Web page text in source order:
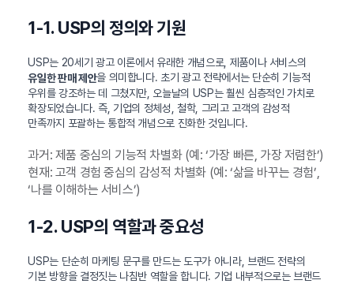
1-1. USP의 정의와 기원
USP는 20세기 광고 이론에서 유래한 개념으로, 제품이나 서비스의
유일한 판매 제안을 의미합니다. 초기 광고 전략에서는 단순히 기능적
우위를 강조하는 데 그쳤지만, 오늘날의 USP는 훨씬 심층적인 가치로
확장되었습니다. 즉, 기업의 정체성, 철학, 그리고 고객의 감성적
만족까지 포괄하는 통합적 개념으로 진화한 것입니다.
과거: 제품 중심의 기능적 차별화 (예: ‘가장 빠른, 가장 저렴한’)
현재: 고객 경험 중심의 감성적 차별화 (예: ‘삶을 바꾸는 경험’,
‘나를 이해하는 서비스’)
1-2. USP의 역할과 중요성
USP는 단순히 마케팅 문구를 만드는 도구가 아니라, 브랜드 전략의
기본 방향을 결정짓는 나침반 역할을 합니다. 기업 내부적으로는 브랜드